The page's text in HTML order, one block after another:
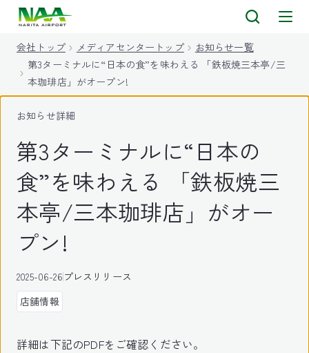
会社トップ メディアセンタートップ
お知らせ一覧
第3ターミナルに“日本の食”を味わえる 「鉄板焼三本亭/三
本珈琲店」がオープン!
お知らせ詳細
第3ターミナルに“日本の
食”を味わえる 「鉄板焼三
本亭/三本珈琲店」がオー
プン!
2025-06-26プレスリリース
店舗情報
詳細は下記のPDFをご確認ください。